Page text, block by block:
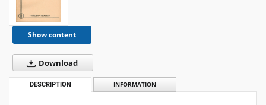
Show content
Download
DESCRIPTION INFORMATION